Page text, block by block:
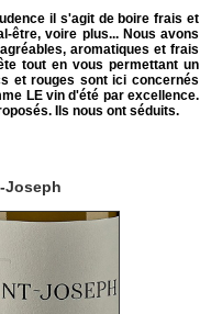
il s'agit de boire frais et
être, voire plus... Nous avons
aromatiques et frais
tout en vous permettant un
et rouges sont ici concernés
LE vin d'été par excellence.
Ils nous ont séduits.
Joseph